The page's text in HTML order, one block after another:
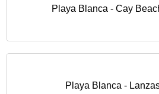
Playa Blanca - Cay
Playa Blanca -